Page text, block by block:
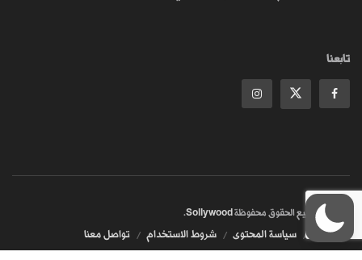
تابعنا
جميع الحقوق محفوظة Sollywood
.
من نحن سياسة المحتوى شروط الاستخدام تواصل معنا